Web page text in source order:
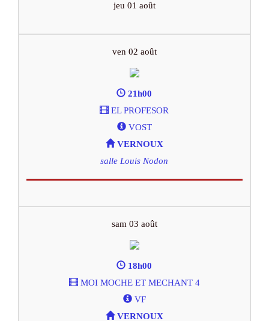
jeu 01 août
ven 02 août
21h00
EL PROFESOR
VOST
VERNOUX
salle Louis Nodon
sam 03 août
18h00
MOI MOCHE ET MECHANT 4
VF
VERNOUX